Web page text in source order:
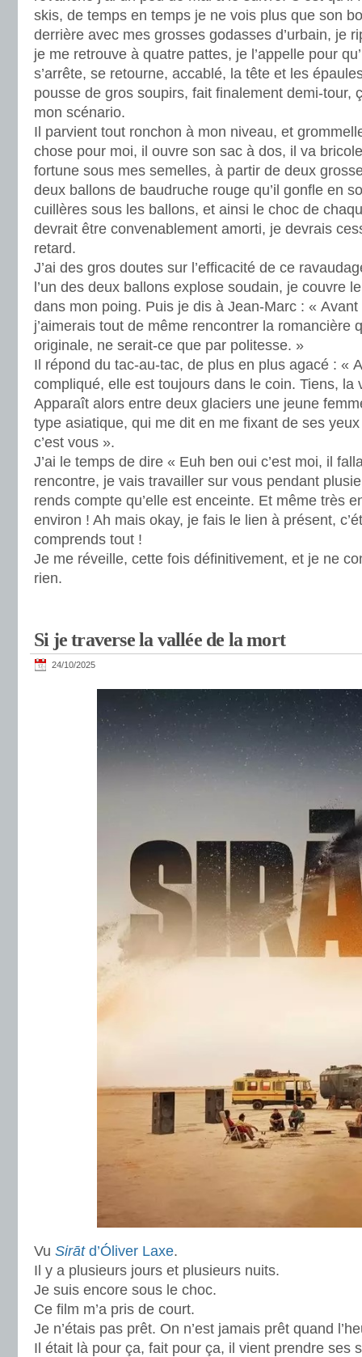
skis, de temps en temps je ne vois plus que son
derrière avec mes grosses godasses d’urbain, je
je me retrouve à quatre pattes, je l’appelle pour
s’arrête, se retourne, accablé, la tête et les
pousse de gros soupirs, fait finalement demi-tour,
mon scénario.
Il parvient tout ronchon à mon niveau, et
chose pour moi, il ouvre son sac à dos, il va
fortune sous mes semelles, à partir de deux
deux ballons de baudruche rouge qu’il gonfle en
cuillères sous les ballons, et ainsi le choc de
devrait être convenablement amorti, je devrais
retard.
J’ai des gros doutes sur l’efficacité de ce
l’un des deux ballons explose soudain, je couvre
dans mon poing. Puis je dis à Jean-Marc : « Avant
j’aimerais tout de même rencontrer la romancière
originale, ne serait-ce que par politesse. »
Il répond du tac-au-tac, de plus en plus agacé : «
compliqué, elle est toujours dans le coin. Tiens, la
Apparaît alors entre deux glaciers une jeune
type asiatique, qui me dit en me fixant de ses
c’est vous ».
J’ai le temps de dire « Euh ben oui c’est moi, il
rencontre, je vais travailler sur vous pendant
rends compte qu’elle est enceinte. Et même très
environ ! Ah mais okay, je fais le lien à présent,
comprends tout !
Je me réveille, cette fois définitivement, et je ne
rien.
Si je traverse la vallée de la mort
24/10/2025
Vu Sirātd’Óliver Laxe.
Il y a plusieurs jours et plusieurs nuits.
Je suis encore sous le choc.
Ce film m’a pris de court.
Je n’étais pas prêt. On n’est jamais prêt quand
Il était là pour ça, fait pour ça, il vient prendre ses